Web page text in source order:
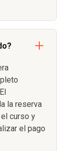
la reserva
curso y
el pago